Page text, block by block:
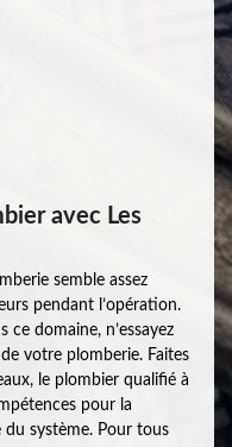
avec Les
semble assez
pendant l’opération.
ce domaine, n’essayez
votre plomberie. Faites
le plombier qualifié à
pour la
système. Pour tous